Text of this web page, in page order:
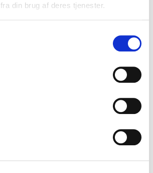
din brug af deres tjenester.
ja – men Batteriretur betegner dette
Ved indgåelse af aftale kan Batteriretur
fungerer som indsamlingssted.
dækker ordningen i dag ca.95
på batteriområdet er: